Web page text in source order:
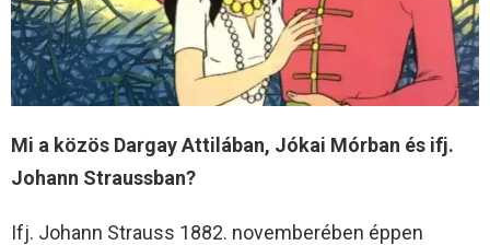
Mi a közös Dargay Attilában, Jókai Mórban és ifj.
Johann Straussban?
Ifj. Johann Strauss 1882. novemberében éppen